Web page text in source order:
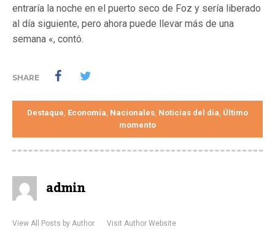
entraría la noche en el puerto seco de Foz y sería liberado
al día siguiente, pero ahora puede llevar más de una
semana «, contó.
SHARE
Destaque, Economía, Nacionales, Noticias del día, Último
momento
admin
View All Posts by Author Visit Author Website